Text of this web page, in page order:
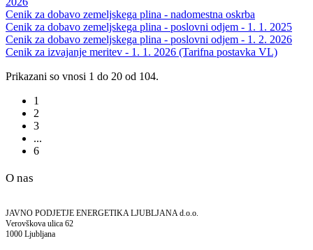
Cenik za dobavo zemeljskega plina - nadomestna oskrba
Cenik za dobavo zemeljskega plina - poslovni odjem - 1. 1. 2025
Cenik za dobavo zemeljskega plina - poslovni odjem - 1. 2. 2026
Cenik za izvajanje meritev - 1. 1. 2026 (Tarifna postavka VL)
Prikazani so vnosi 1 do 20 od 104.
1
2
3
...
6
O nas
JAVNO PODJETJE ENERGETIKA LJUBLJANA d.o.o.
Verovškova ulica 62
1000 Ljubljana